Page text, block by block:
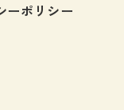
ーポリシー